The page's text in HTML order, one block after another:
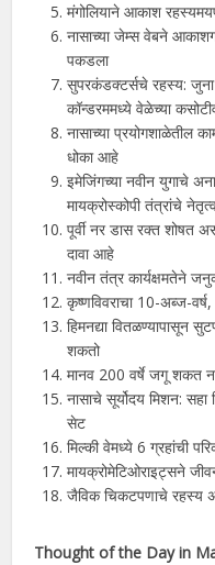
मंगोलियाने आकाश
नासाच्या जेम्स वेबने
पकडला
सुपरकंडक्टर्सचे रहस्य: जुना
कॉन्डरममध्ये वेळेच्या
नासाच्या प्रयोगशाळेतील
धोका आहे
इमेजिंगच्या नवीन युगाचे
मायक्रोस्कोपी तंत्रांचे
पूर्वी नर डास रक्त शोषत
दावा आहे
नवीन तंत्र कार्यक्षमतेने
कृष्णविवराचा 10-अब्ज-
हिमनद्या वितळण्यापासून
शकतो
मानव 200 वर्षे जगू शकत
नासाचे सूर्योदय मिशन:
सेट
मिल्की वेमध्ये 6 ग्रहांची
मायक्रोमेटिओराइट्सने
जैविक चिकटपणाचे रहस्य
Thought of the Day in